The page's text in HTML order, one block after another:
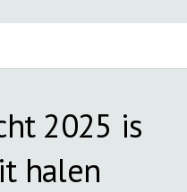
2025 is
halen